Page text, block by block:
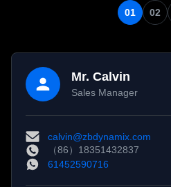
01 02
Mr. Calvin
Sales Manager
calvin@zbdynamix.com
（86）18351432837
61452590716